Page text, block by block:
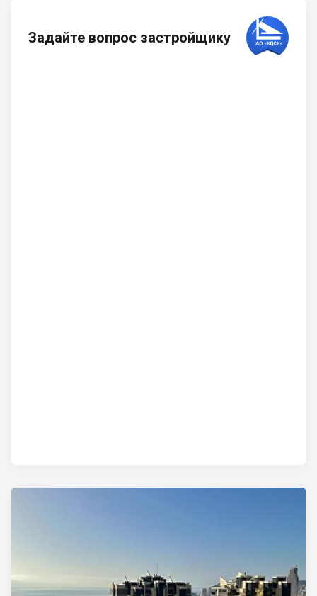
Задайте вопрос застройщику